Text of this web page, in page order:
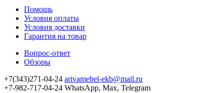
Помощь
Условия оплаты
Условия доставки
Гарантия на товар
Вопрос-ответ
Обзоры
+7(343)271-04-24 arivamebel-ekb@mail.ru
+7-982-717-04-24 WhatsApp, Max, Telegram